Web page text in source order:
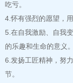
吃亏。
4.怀有强烈的愿望，
5.在自我激励、自我
的乐趣和生命的意义。
6.发扬工匠精神，努
节。